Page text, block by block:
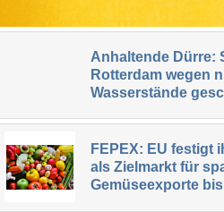
Anhaltende Dürre:
Rotterdam wegen
Wasserstände
FEPEX: EU festigt
als Zielmarkt für
Gemüseexporte